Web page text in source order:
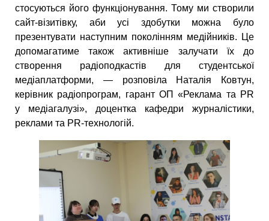
стосуються його функціонування. Тому ми створили
сайт-візитівку, аби усі здобутки можна було
презентувати наступним поколінням медійників. Це
допомагатиме також активніше залучати їх до
створення радіоподкастів для студентської
медіаплатформи, — розповіла Наталія Ковтун,
керівник радіопрограм, гарант ОП «Реклама та PR
у медіагалузі», доцентка кафедри журналістики,
реклами та PR-технологій.